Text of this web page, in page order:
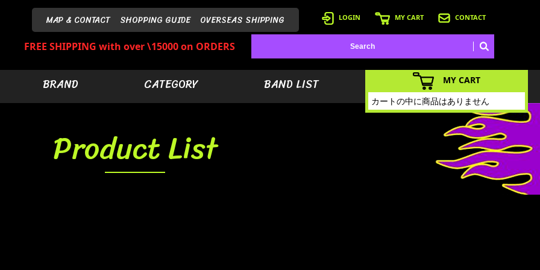
MAP & CONTACT SHOPPING GUIDE OVERSEAS SHIPPING LOGIN MY CART CONTACT
FREE SHIPPING with over \15000 on ORDERS
BRAND CATEGORY BAND LIST
Product List
MY CART
カートの中に商品はありません